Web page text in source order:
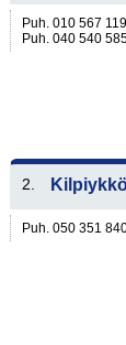
Puh. 010 567
Puh. 040 540
2.
Puh. 050 351